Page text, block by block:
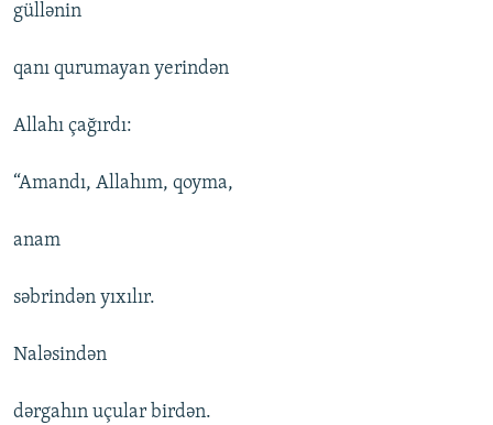
güllənin
qanı qurumayan yerindən
Allahı çağırdı:
“Amandı, Allahım, qoyma,
anam
səbrindən yıxılır.
Naləsindən
dərgahın uçular birdən.